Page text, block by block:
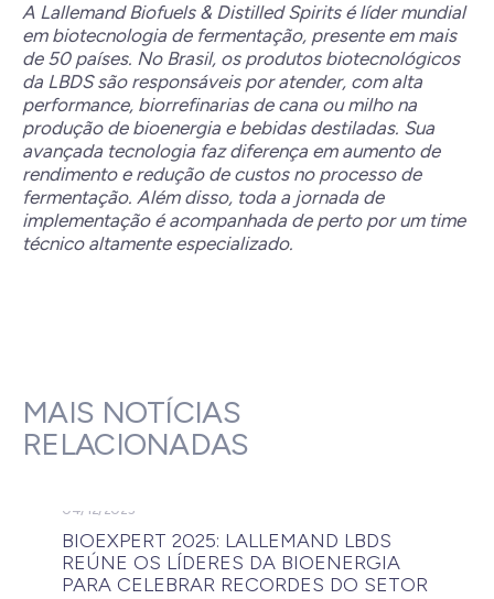
A Lallemand Biofuels & Distilled Spirits é líder mundial
em biotecnologia de fermentação, presente em mais
de 50 países. No Brasil, os produtos biotecnológicos
da LBDS são responsáveis por atender, com alta
performance, biorrefinarias de cana ou milho na
produção de bioenergia e bebidas destiladas. Sua
avançada tecnologia faz diferença em aumento de
rendimento e redução de custos no processo de
fermentação. Além disso, toda a jornada de
implementação é acompanhada de perto por um time
técnico altamente especializado.
MAIS NOTÍCIAS
RELACIONADAS
04/12/2025
BIOEXPERT 2025: LALLEMAND LBDS
REÚNE OS LÍDERES DA BIOENERGIA
PARA CELEBRAR RECORDES DO SETOR